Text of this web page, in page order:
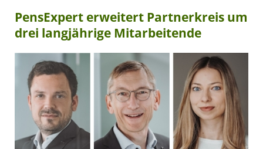
PensExpert erweitert Partnerkreis um
drei langjährige Mitarbeitende